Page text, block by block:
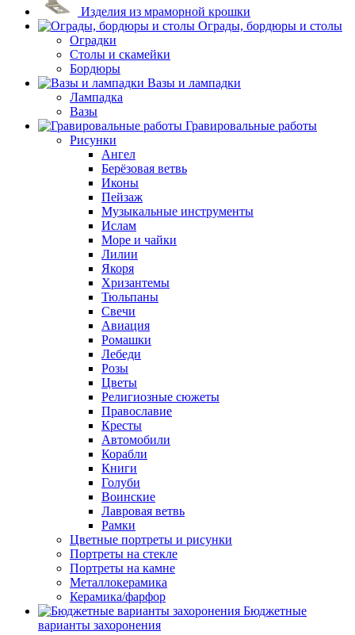
Изделия из мраморной крошки
Ограды, бордюры и столы
Оградки
Столы и скамейки
Бордюры
Вазы и лампадки
Лампадка
Вазы
Гравировальные работы
Рисунки
Ангел
Берёзовая ветвь
Иконы
Пейзаж
Музыкальные инструменты
Ислам
Море и чайки
Лилии
Якоря
Хризантемы
Тюльпаны
Свечи
Авиация
Ромашки
Лебеди
Розы
Цветы
Религиозные сюжеты
Православие
Кресты
Автомобили
Корабли
Книги
Голуби
Воинские
Лавровая ветвь
Рамки
Цветные портреты и рисунки
Портреты на стекле
Портреты на камне
Металлокерамика
Керамика/фарфор
Бюджетные
варианты захоронения